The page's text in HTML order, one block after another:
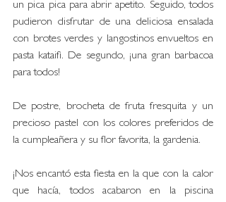
un pica pica para abrir apetito. Seguido, todos
pudieron disfrutar de una deliciosa ensalada
con brotes verdes y langostinos envueltos en
pasta kataifi. De segundo, ¡una gran barbacoa
para todos!
De postre, brocheta de fruta fresquita y un
precioso pastel con los colores preferidos de
la cumpleañera y su flor favorita, la gardenia.
¡Nos encantó esta fiesta en la que con la calor
que hacía, todos acabaron en la piscina